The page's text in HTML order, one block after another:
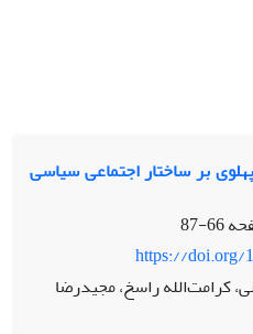
بر ساختار اجتماعی سیاسی
66-87
https://doi.org/
کرامت‌الله راسخ، مجیدرضا